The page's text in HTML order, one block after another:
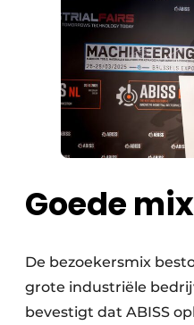
Goede mix
De bezoekersmix
grote industriële
bevestigt dat ABISS